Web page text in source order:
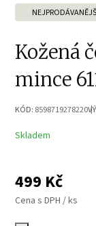
Kožená
mince
KÓD: 8598719278220
Skladem
499 Kč
Cena s DPH / ks